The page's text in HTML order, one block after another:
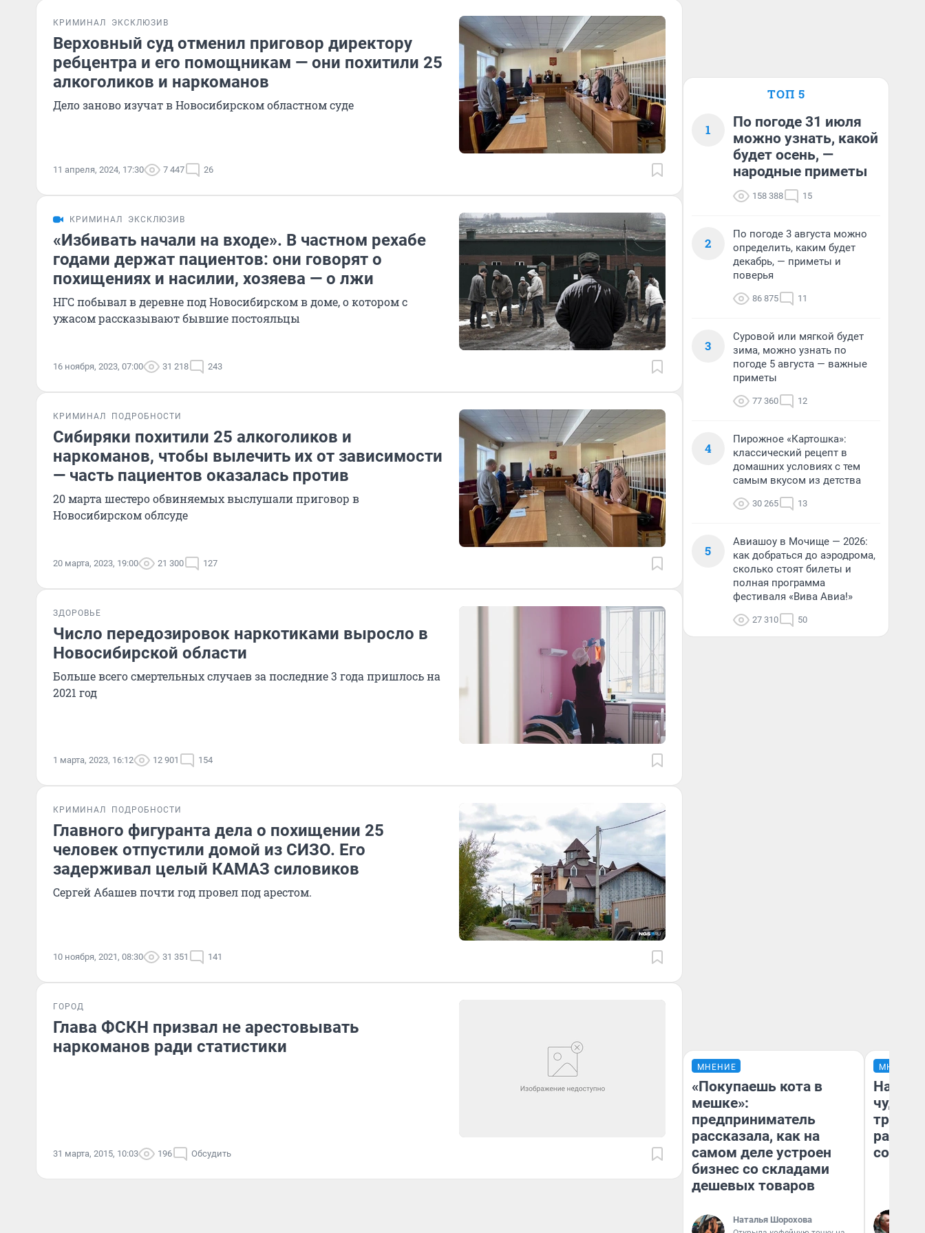
КРИМИНАЛ ЭКСКЛЮЗИВ
Верховный суд отменил приговор директору
ребцентра и его помощникам — они похитили 25
алкоголиков и наркоманов
Дело заново изучат в Новосибирском областном суде
11 апреля, 2024, 17:30 7 447 26
КРИМИНАЛ ЭКСКЛЮЗИВ
«Избивать начали на входе». В частном рехабе
годами держат пациентов: они говорят о
похищениях и насилии, хозяева — о лжи
НГС побывал в деревне под Новосибирском в доме, о котором с
ужасом рассказывают бывшие постояльцы
16 ноября, 2023, 07:00 31 218 243
КРИМИНАЛ ПОДРОБНОСТИ
Сибиряки похитили 25 алкоголиков и
наркоманов, чтобы вылечить их от зависимости
— часть пациентов оказалась против
20 марта шестеро обвиняемых выслушали приговор в
Новосибирском облсуде
20 марта, 2023, 19:00 21 300 127
ЗДОРОВЬЕ
Число передозировок наркотиками выросло в
Новосибирской области
Больше всего смертельных случаев за последние 3 года пришлось на
2021 год
1 марта, 2023, 16:12 12 901 154
КРИМИНАЛ ПОДРОБНОСТИ
Главного фигуранта дела о похищении 25
человек отпустили домой из СИЗО. Его
задерживал целый КАМАЗ силовиков
Сергей Абашев почти год провел под арестом.
10 ноября, 2021, 08:30 31 351 141
ГОРОД
Глава ФСКН призвал не арестовывать
наркоманов ради статистики
31 марта, 2015, 10:03 196 Обсудить
ТОП 5
1
По погоде 31 июля
можно узнать, какой
будет осень, —
народные приметы
158 388 15
2
По погоде 3 августа можно
определить, каким будет
декабрь, — приметы и
поверья
86 875 11
3
Суровой или мягкой будет
зима, можно узнать по
погоде 5 августа — важные
приметы
77 360 12
4
Пирожное «Картошка»:
классический рецепт в
домашних условиях с тем
самым вкусом из детства
30 265 13
5
Авиашоу в Мочище — 2026:
как добраться до аэродрома,
сколько стоят билеты и
полная программа
фестиваля «Вива Авиа!»
27 310 50
МНЕНИЕ
«Покупаешь кота в
мешке»:
предприниматель
рассказала, как на
самом деле устроен
бизнес со складами
дешевых товаров
Наталья Шорохова
МНЕНИЕ
чудом